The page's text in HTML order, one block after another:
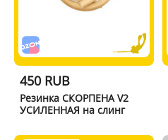
450 RUB
Резинка СКОРПЕНА V2
УСИЛЕННАЯ на слинг